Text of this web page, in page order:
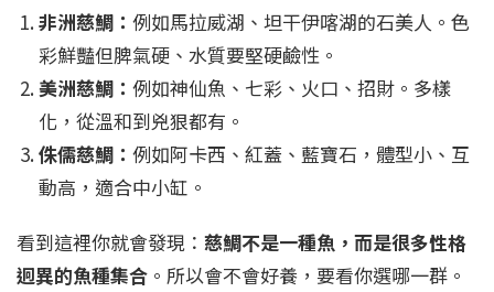
非洲慈鯛： 例如馬拉威湖、坦干伊喀湖的石美人。色
彩鮮豔但脾氣硬、水質要堅硬鹼性。
美洲慈鯛： 例如神仙魚、七彩、火口、招財。多樣
化，從溫和到兇狠都有。
侏儒慈鯛： 例如阿卡西、紅蓋、藍寶石，體型小、互
動高，適合中小缸。
看到這裡你就會發現： 慈鯛不是一種魚，而是很多性格
迥異的魚種集合 。所以會不會好養，要看你選哪一群。